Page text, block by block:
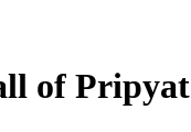
of Pripyat